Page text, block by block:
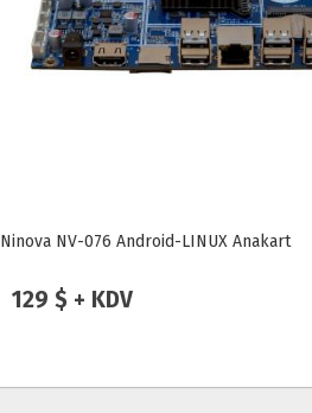
Ninova 021B 4G/32GB V-BYE-ONE 4K
169 $ + KDV